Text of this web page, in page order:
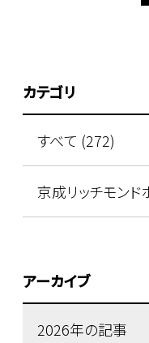
カテゴリ
すべて (272)
京成リッチモン
アーカイブ
2026年の記事